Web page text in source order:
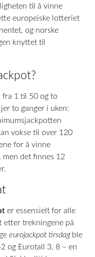
til å vinne
europeiske lotteriet
og norske
knyttet til
fra 1 til 50 og to
to ganger i uken:
vokse til over 120
for å vinne
det finnes 12
er essensielt for alle
etter trekningene på
eurojackpot tirsdagble
og Eurotall 3, 8 – en